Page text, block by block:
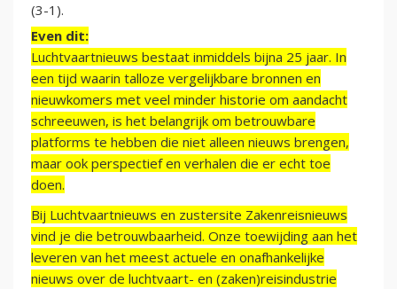
(3-1).
Even dit:
Luchtvaartnieuws bestaat inmiddels bijna 25 jaar. In
een tijd waarin talloze vergelijkbare bronnen en
nieuwkomers met veel minder historie om aandacht
schreeuwen, is het belangrijk om betrouwbare
platforms te hebben die niet alleen nieuws brengen,
maar ook perspectief en verhalen die er echt toe
doen.
Bij Luchtvaartnieuws en zustersite Zakenreisnieuws
vind je die betrouwbaarheid. Onze toewijding aan het
leveren van het meest actuele en onafhankelijke
nieuws over de luchtvaart- en (zaken)reisindustrie